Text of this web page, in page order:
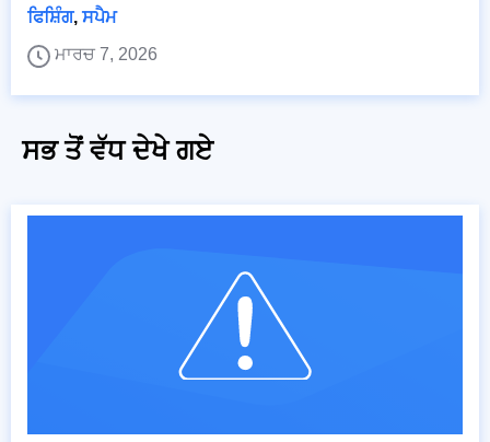
ਫਿਸ਼ਿੰਗ, ਸਪੈਮ
ਮਾਰਚ 7, 2026
ਸਭ ਤੋਂ ਵੱਧ ਦੇਖੇ ਗਏ